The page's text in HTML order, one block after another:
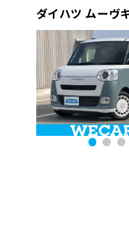
品質管理とサ
お問い合わ
企業情報
支払総
額
年式
走行距
離
排気量
ダイハツ ムーヴ